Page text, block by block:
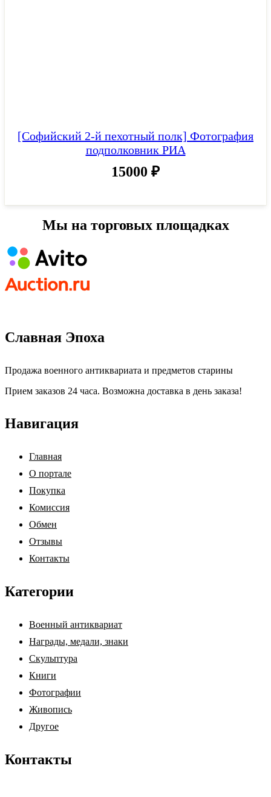
[Софийский 2-й пехотный полк] Фотография
подполковник РИА
15000 ₽
Мы на торговых площадках
Славная Эпоха
Продажа военного антиквариата и предметов старины
Прием заказов 24 часа. Возможна доставка в день заказа!
Навигация
Главная
О портале
Покупка
Комиссия
Обмен
Отзывы
Контакты
Категории
Военный антиквариат
Награды, медали, знаки
Скульптура
Книги
Фотографии
Живопись
Другое
Контакты